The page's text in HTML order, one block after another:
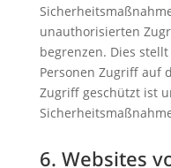
unauthorisierten
begrenzen. Dies
Personen Zugriff auf
Zugriff geschützt ist
6. Websites